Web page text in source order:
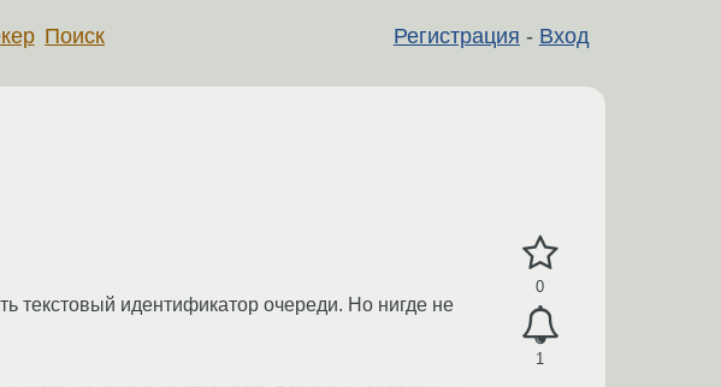
Регистрация - Вход
Поиск
0
1
текстовый идентификатор очереди. Но нигде не